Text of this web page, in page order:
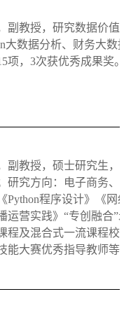
副教授，研究数据价值转
大数据分析、财务大数据
项，3次获优秀成果奖。
副教授，硕士研究生，高
研究方向：电子商务、数
Python程序设计》《网络
运营实践》“专创融合”
程及混合式一流课程校级
能大赛优秀指导教师等荣